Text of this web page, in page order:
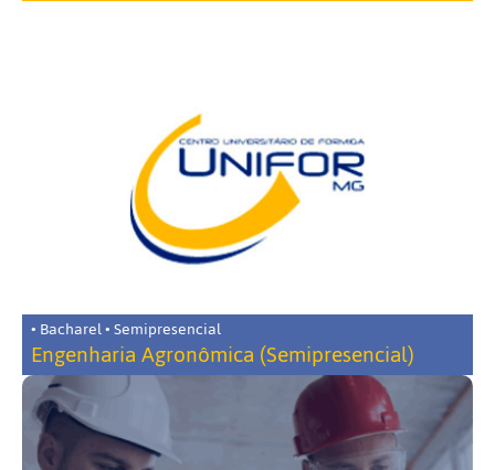
• Bacharel • Semipresencial
Engenharia Agronômica (Semipresencial)